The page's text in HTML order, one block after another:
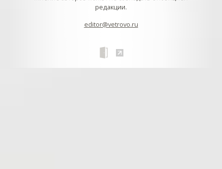
редакции.
editor@vetrovo.ru